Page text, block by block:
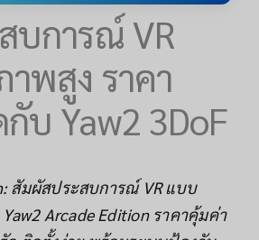
บการณ์ VR
พสูง ราคา
บ Yaw2 3DoF
สัมผัสประสบการณ์ VR แบบ
Arcade Edition ราคาคุ้มค่า